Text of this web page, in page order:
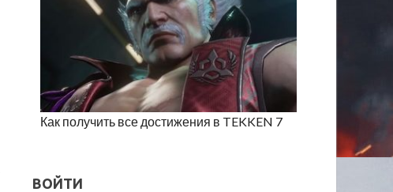
Как получить все достижения в TEKKEN 7
ВОЙТИ